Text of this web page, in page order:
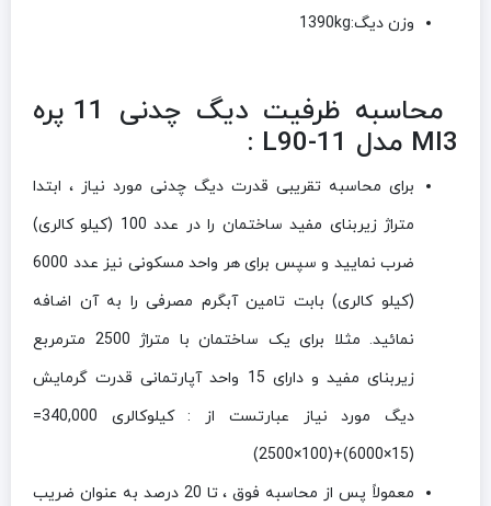
وزن دیگ:1390kg
محاسبه ظرفیت دیگ چدنی 11 پره
MI3 مدل L90-11 :
برای محاسبه تقریبی قدرت دیگ چدنی مورد نیاز ، ابتدا
متراژ زیربنای مفید ساختمان را در عدد 100 (کیلو کالری)
ضرب نمایید و سپس برای هر واحد مسکونی نیز عدد 6000
(کیلو کالری) بابت تامین آبگرم مصرفی را به آن اضافه
نمائید. مثلا برای یک ساختمان با متراژ 2500 مترمربع
زیربنای مفید و دارای 15 واحد آپارتمانی قدرت گرمایش
دیگ مورد نیاز عبارتست از : کیلوکالری 340,000=
(15×6000)+(100×2500)
معمولاً پس از محاسبه فوق ، تا 20 درصد به عنوان ضریب